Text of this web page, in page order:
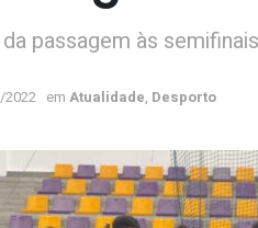
passagem às
2022 em Atualidade, Desporto